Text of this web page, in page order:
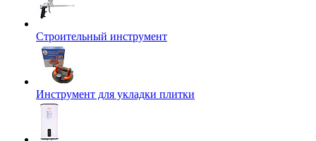
Строительный инструмент
Инструмент для укладки плитки